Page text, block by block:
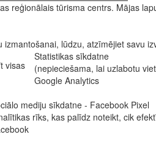
reģionālais tūrisma centrs. Mājas
lūdzu, atzīmējiet savu
visas
Statistikas sīkdatne
(nepieciešama, lai uzlabotu
Google Analytics
mediju sīkdatne - Facebook Pixel
rīks, kas palīdz noteikt, cik